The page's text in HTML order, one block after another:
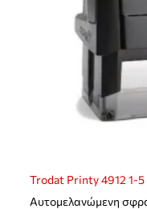
Trodat Printy 4912 1-5
Αυτομελανώμενη